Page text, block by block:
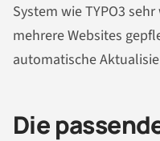
System wie TYPO3
mehrere Websites
automatische
Die